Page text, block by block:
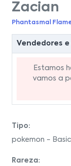
Zacian
Phantasmal
Vendedores
Estamos
vamos a
Tipo:
pokemon - Basic
Rareza: